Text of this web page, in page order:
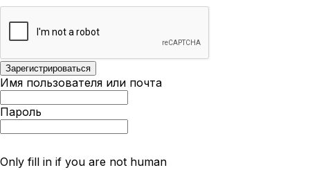
Имя пользователя или почта
Пароль
Only fill in if you are not human